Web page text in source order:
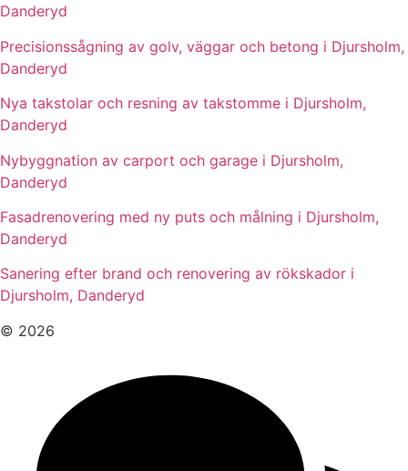
Danderyd
Precisionssågning av golv, väggar och betong i Djursholm,
Danderyd
Nya takstolar och resning av takstomme i Djursholm,
Danderyd
Nybyggnation av carport och garage i Djursholm,
Danderyd
Fasadrenovering med ny puts och målning i Djursholm,
Danderyd
Sanering efter brand och renovering av rökskador i
Djursholm, Danderyd
© 2026